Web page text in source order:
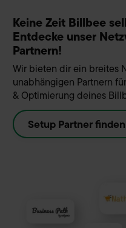
Keine Zeit Billbee
Entdecke unser
Partnern!
Wir bieten dir ein breites
unabhängigen Partnern
& Optimierung deines
Setup Partner finden